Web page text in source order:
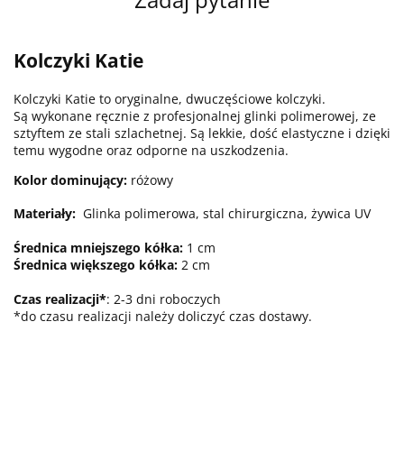
Kolczyki Katie
Kolczyki Katie to oryginalne, dwuczęściowe kolczyki.
Są wykonane ręcznie z profesjonalnej glinki polimerowej, ze
sztyftem ze stali szlachetnej. Są lekkie, dość elastyczne i dzięki
temu wygodne oraz odporne na uszkodzenia.
Kolor dominujący: różowy
Materiały: Glinka polimerowa, stal chirurgiczna, żywica UV
Średnica mniejszego kółka: 1 cm
Średnica większego kółka: 2 cm
Czas realizacji*: 2-3 dni roboczych
*do czasu realizacji należy doliczyć czas dostawy.